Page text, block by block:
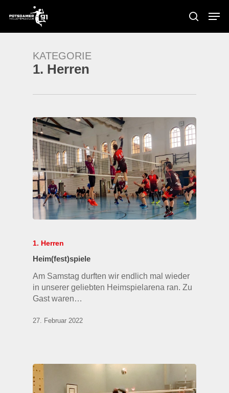
search
KATEGORIE
1. Herren
1. Herren
Heim(fest)spiele
Am Samstag durften wir endlich mal wieder
in unserer geliebten Heimspielarena ran. Zu
Gast waren…
27. Februar 2022